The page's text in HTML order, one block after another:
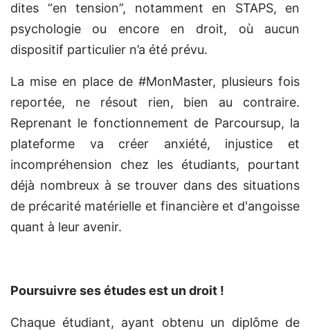
dites “en tension”, notamment en STAPS, en
psychologie ou encore en droit, où aucun
dispositif particulier n’a été prévu.
La mise en place de #MonMaster, plusieurs fois
reportée, ne résout rien, bien au contraire.
Reprenant le fonctionnement de Parcoursup, la
plateforme va créer anxiété, injustice et
incompréhension chez les étudiants, pourtant
déjà nombreux à se trouver dans des situations
de précarité matérielle et financière et d'angoisse
quant à leur avenir.
Poursuivre ses études est un droit !
Chaque étudiant, ayant obtenu un diplôme de